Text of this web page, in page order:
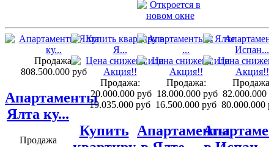
Продажа:
808.500.000 руб
Апартаменты
Ялта ку...
Продажа
Продажа:
20.000.000 руб
19.035.000 руб
Купить
Продажа:
18.000.000 руб
16.500.000 руб
Апартаменты
Продажа:
82.000.000
80.000.000